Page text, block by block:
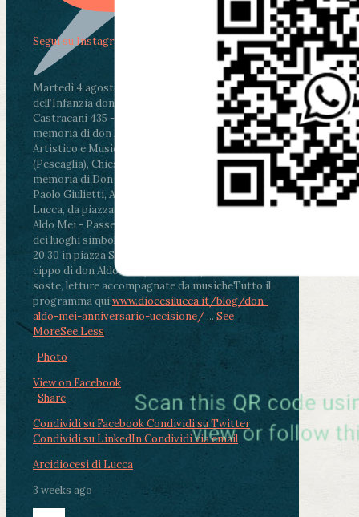
Martedì 4 agosto2026
ore 11:30 - Lucca, Scuola
dell’Infanzia don Aldo Mei - Viale Castruccio
Castracani 435 - Inaugurazione murales in
memoria di don Aldo Mei curato dal Liceo
Artistico e Musicale “Passaglia”
ore 18 - Fiano
(Pescaglia), Chiesa parrocchiale - Messa in
memoria di Don Aldo Mei celebrata da mons.
Paolo Giulietti, Arcivescovo di Lucca
ore 20.30 -
Lucca, da piazza San Michele al Cippo di don
Aldo Mei - Passeggiata della Memoria in alcuni
dei luoghi simbolo della città. Ritrovo alle ore
20.30 in piazza San Michele con conclusione al
cippo di don Aldo Mei (Porta Elisa). Durante le
soste, letture accompagnate da musicheTutto il
programma qui:www.diocesilucca.it/blog/don-
aldo-mei-anniversario-uccisione/... See
MoreSee Less
Photo
View on Facebook
· Share
Condividi su FacebookCondividi su Twitter
Condividi su LinkedInCondividi via email
Arcidiocesi di Lucca
3 weeks ago
Segui su Instagram